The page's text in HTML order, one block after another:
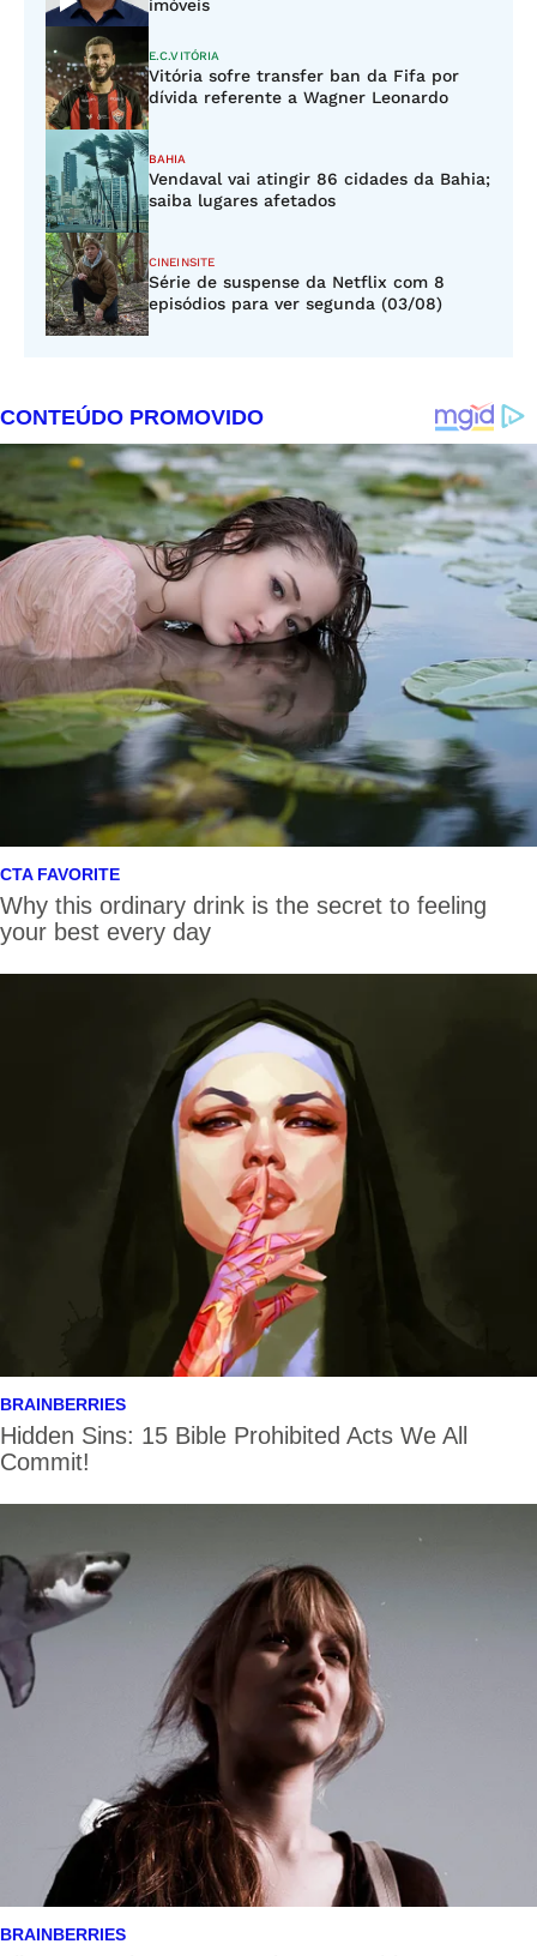
imóveis
E.C.VITÓRIA
Vitória sofre transfer ban da Fifa por
dívida referente a Wagner Leonardo
BAHIA
Vendaval vai atingir 86 cidades da Bahia;
saiba lugares afetados
CINEINSITE
Série de suspense da Netflix com 8
episódios para ver segunda (03/08)